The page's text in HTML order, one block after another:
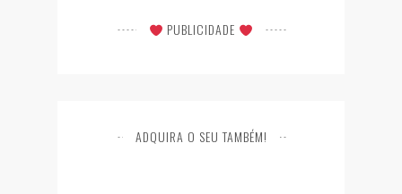
PUBLICIDADE
ADQUIRA O SEU TAMBÉM!